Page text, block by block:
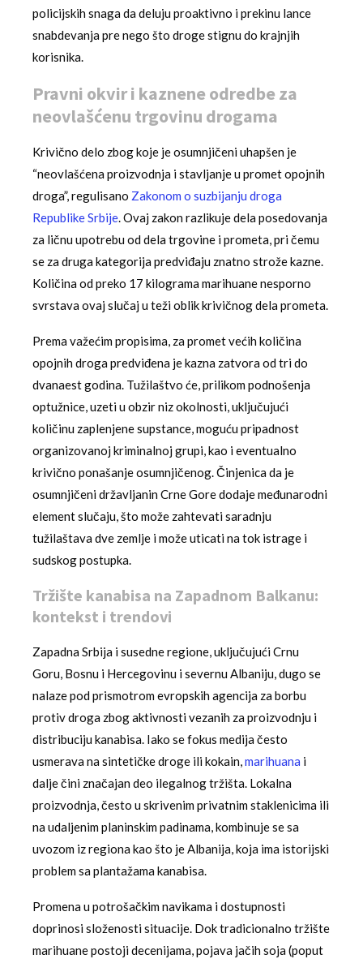
policijskih snaga da deluju proaktivno i prekinu lance
snabdevanja pre nego što droge stignu do krajnjih
korisnika.
Pravni okvir i kaznene odredbe za
neovlašćenu trgovinu drogama
Krivično delo zbog koje je osumnjičeni uhapšen je
“neovlašćena proizvodnja i stavljanje u promet opojnih
droga”, regulisano Zakonom o suzbijanju droga
Republike Srbije. Ovaj zakon razlikuje dela posedovanja
za ličnu upotrebu od dela trgovine i prometa, pri čemu
se za druga kategorija predviđaju znatno strože kazne.
Količina od preko 17 kilograma marihuane nesporno
svrstava ovaj slučaj u teži oblik krivičnog dela prometa.
Prema važećim propisima, za promet većih količina
opojnih droga predviđena je kazna zatvora od tri do
dvanaest godina. Tužilaštvo će, prilikom podnošenja
optužnice, uzeti u obzir niz okolnosti, uključujući
količinu zaplenjene supstance, moguću pripadnost
organizovanoj kriminalnoj grupi, kao i eventualno
krivično ponašanje osumnjičenog. Činjenica da je
osumnjičeni državljanin Crne Gore dodaje međunarodni
element slučaju, što može zahtevati saradnju
tužilaštava dve zemlje i može uticati na tok istrage i
sudskog postupka.
Tržište kanabisa na Zapadnom Balkanu:
kontekst i trendovi
Zapadna Srbija i susedne regione, uključujući Crnu
Goru, Bosnu i Hercegovinu i severnu Albaniju, dugo se
nalaze pod prismotrom evropskih agencija za borbu
protiv droga zbog aktivnosti vezanih za proizvodnju i
distribuciju kanabisa. Iako se fokus medija često
usmerava na sintetičke droge ili kokain,marihuana i
dalje čini značajan deo ilegalnog tržišta. Lokalna
proizvodnja, često u skrivenim privatnim staklenicima ili
na udaljenim planinskim padinama, kombinuje se sa
uvozom iz regiona kao što je Albanija, koja ima istorijski
problem sa plantažama kanabisa.
Promena u potrošačkim navikama i dostupnosti
doprinosi složenosti situacije. Dok tradicionalno tržište
marihuane postoji decenijama, pojava jačih soja (poput